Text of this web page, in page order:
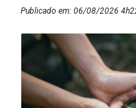
Publicado em: 06/08/2026